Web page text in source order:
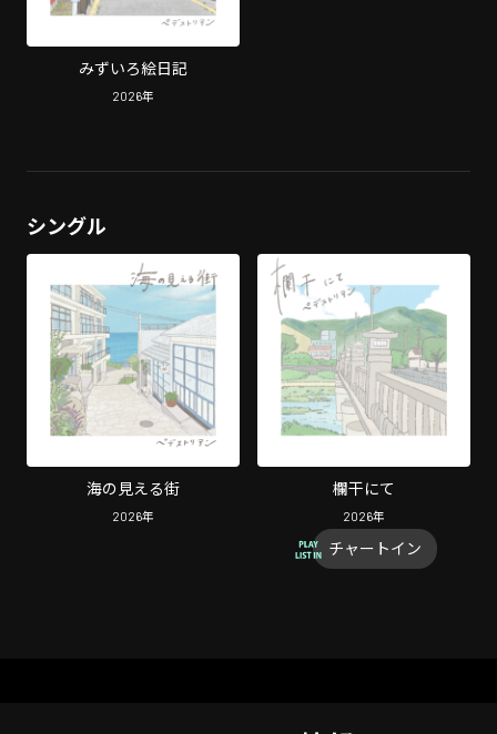
みずいろ絵日記
2026年
シングル
海の見える街
2026年
欄干にて
2026年
チャートイン